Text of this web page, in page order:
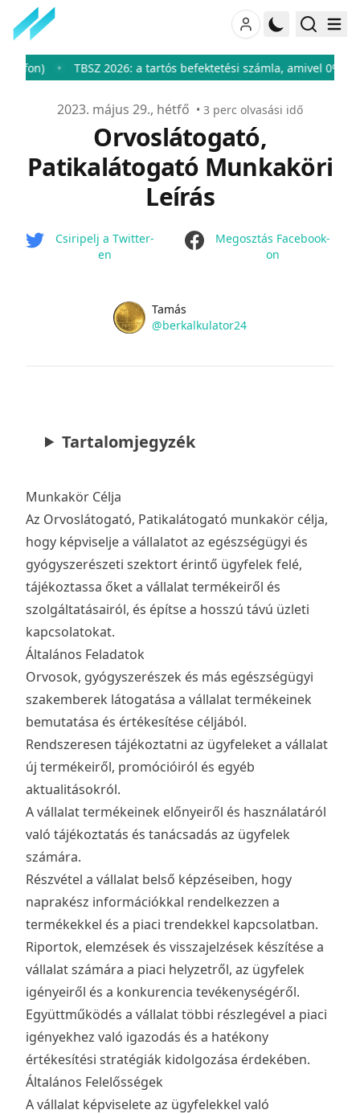
TBSZ 2026: a tartós befektetési számla, amivel 0%-ra
Publikálva
2023. május 29., hétfő • 3 perc olvasási idő
Orvoslátogató,
Patikalátogató Munkaköri
Leírás
Csiripelj a Twitter-
en
facebook
Megosztás Facebook-
on
Name
Tamás
Twitter
@berkalkulator24
Tartalomjegyzék
Munkakör Célja
Az Orvoslátogató, Patikalátogató munkakör célja,
hogy képviselje a vállalatot az egészségügyi és
gyógyszerészeti szektort érintő ügyfelek felé,
tájékoztassa őket a vállalat termékeiről és
szolgáltatásairól, és építse a hosszú távú üzleti
kapcsolatokat.
Általános Feladatok
Orvosok, gyógyszerészek és más egészségügyi
szakemberek látogatása a vállalat termékeinek
bemutatása és értékesítése céljából.
Rendszeresen tájékoztatni az ügyfeleket a vállalat
új termékeiről, promócióiról és egyéb
aktualitásokról.
A vállalat termékeinek előnyeiről és használatáról
való tájékoztatás és tanácsadás az ügyfelek
számára.
Részvétel a vállalat belső képzéseiben, hogy
naprakész információkkal rendelkezzen a
termékekkel és a piaci trendekkel kapcsolatban.
Riportok, elemzések és visszajelzések készítése a
vállalat számára a piaci helyzetről, az ügyfelek
igényeiről és a konkurencia tevékenységéről.
Együttműködés a vállalat többi részlegével a piaci
igényekhez való igazodás és a hatékony
értékesítési stratégiák kidolgozása érdekében.
Általános Felelősségek
A vállalat képviselete az ügyfelekkel való